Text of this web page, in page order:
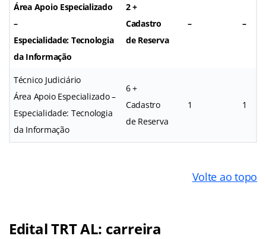
Área Apoio Especializado
–
Especialidade: Tecnologia
da Informação
2 +
Cadastro
de Reserva
– –
Técnico Judiciário
Área Apoio Especializado –
Especialidade: Tecnologia
da Informação
6 +
Cadastro
de Reserva
1 1
Volte ao topo
Edital TRT AL: carreira